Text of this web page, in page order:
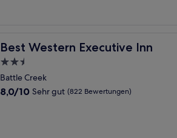
Best Western Executive Inn
Best Western Executive Inn
2.5-
Sterne-
Unterkunft
Battle Creek
8.0
8,0/10 Sehr gut (822 Bewertungen)